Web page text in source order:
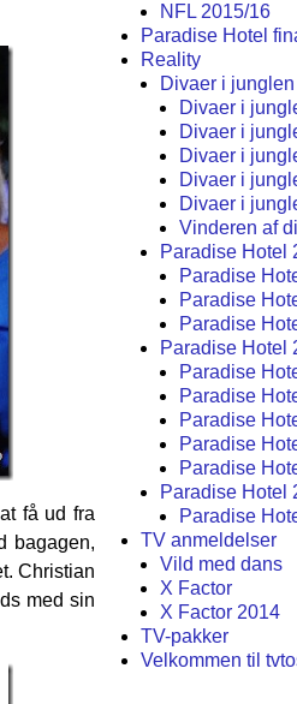
få ud fra
bagagen,
Christian
med sin
NFL 2015/16
Paradise Hotel
Reality
Divaer i junglen
Divaer i
Divaer i
Divaer i
Divaer i
Divaer i
Vinderen af
Paradise Hotel
Paradise
Paradise
Paradise
Paradise Hotel
Paradise
Paradise
Paradise
Paradise
Paradise
Paradise Hotel
Paradise
TV anmeldelser
Vild med dans
X Factor
X Factor 2014
TV-pakker
Velkommen til